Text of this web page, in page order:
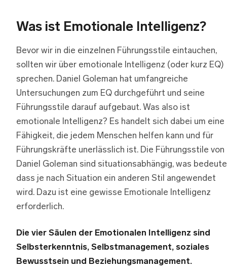
Was ist Emotionale Intelligenz?
Bevor wir in die einzelnen Führungsstile eintauchen,
sollten wir über emotionale Intelligenz (oder kurz EQ)
sprechen. Daniel Goleman hat umfangreiche
Untersuchungen zum EQ durchgeführt und seine
Führungsstile darauf aufgebaut. Was also ist
emotionale Intelligenz? Es handelt sich dabei um eine
Fähigkeit, die jedem Menschen helfen kann und für
Führungskräfte unerlässlich ist. Die Führungsstile von
Daniel Goleman sind situationsabhängig, was
dass je nach Situation ein anderen Stil angewendet
wird. Dazu ist eine gewisse Emotionale Intelligenz
erforderlich.
Die vier Säulen der Emotionalen Intelligenz sind
Selbsterkenntnis, Selbstmanagement, soziales
Bewusstsein und Beziehungsmanagement.